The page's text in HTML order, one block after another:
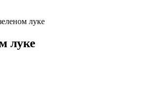
луке
луке